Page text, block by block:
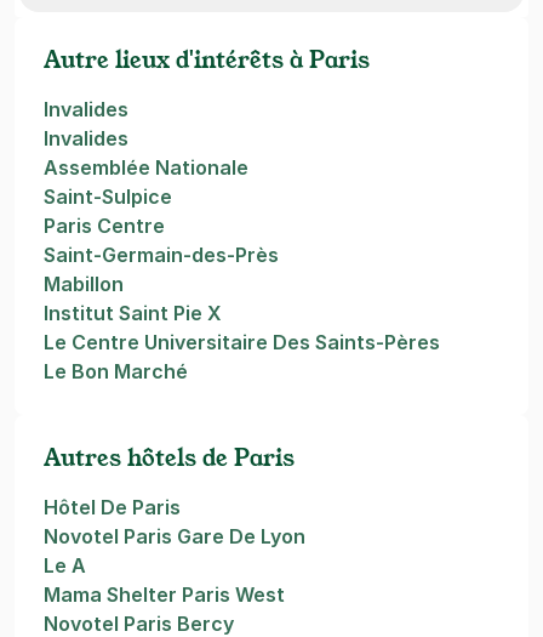
Autre lieux d'intérêts à Paris
Invalides
Invalides
Assemblée Nationale
Saint-Sulpice
Paris Centre
Saint-Germain-des-Près
Mabillon
Institut Saint Pie X
Le Centre Universitaire Des Saints-Pères
Le Bon Marché
Autres hôtels de Paris
Hôtel De Paris
Novotel Paris Gare De Lyon
Le A
Mama Shelter Paris West
Novotel Paris Bercy